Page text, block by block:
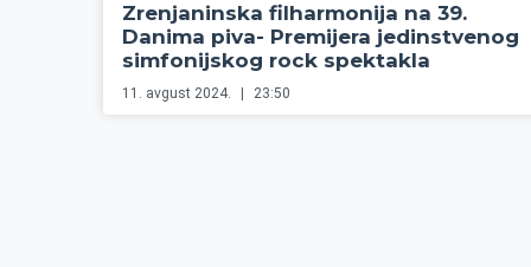
Zrenjaninska filharmonija na 39.
Danima piva- Premijera jedinstvenog
simfonijskog rock spektakla
11. avgust 2024. 23:50